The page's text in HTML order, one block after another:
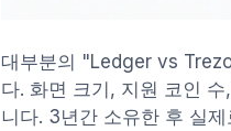
대부분의 "Ledger vs
다. 화면 크기, 지원 코인
니다. 3년간 소유한 후 실